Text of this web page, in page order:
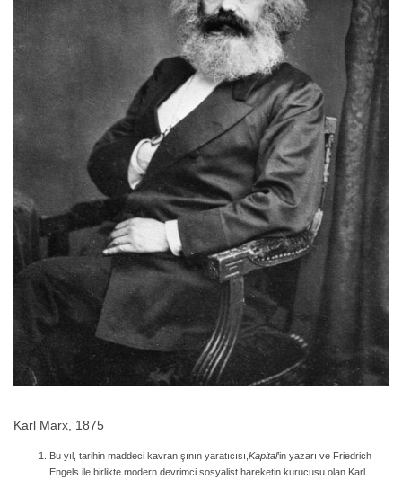
Karl Marx, 1875
Bu yıl, tarihin maddeci kavranışının yaratıcısı, Kapital’in yazarı ve Friedrich
Engels ile birlikte modern devrimci sosyalist hareketin kurucusu olan Karl